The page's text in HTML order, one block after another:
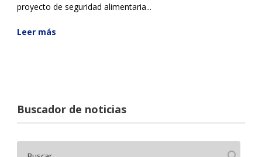
proyecto de seguridad alimentaria...
Leer más
Buscador de noticias